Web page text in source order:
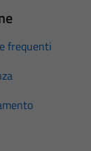
frequenti